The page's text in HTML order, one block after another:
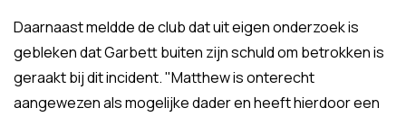
Daarnaast meldde de club dat uit eigen onderzoek is
gebleken dat Garbett buiten zijn schuld om betrokken is
geraakt bij dit incident. "Matthew is onterecht
aangewezen als mogelijke dader en heeft hierdoor een